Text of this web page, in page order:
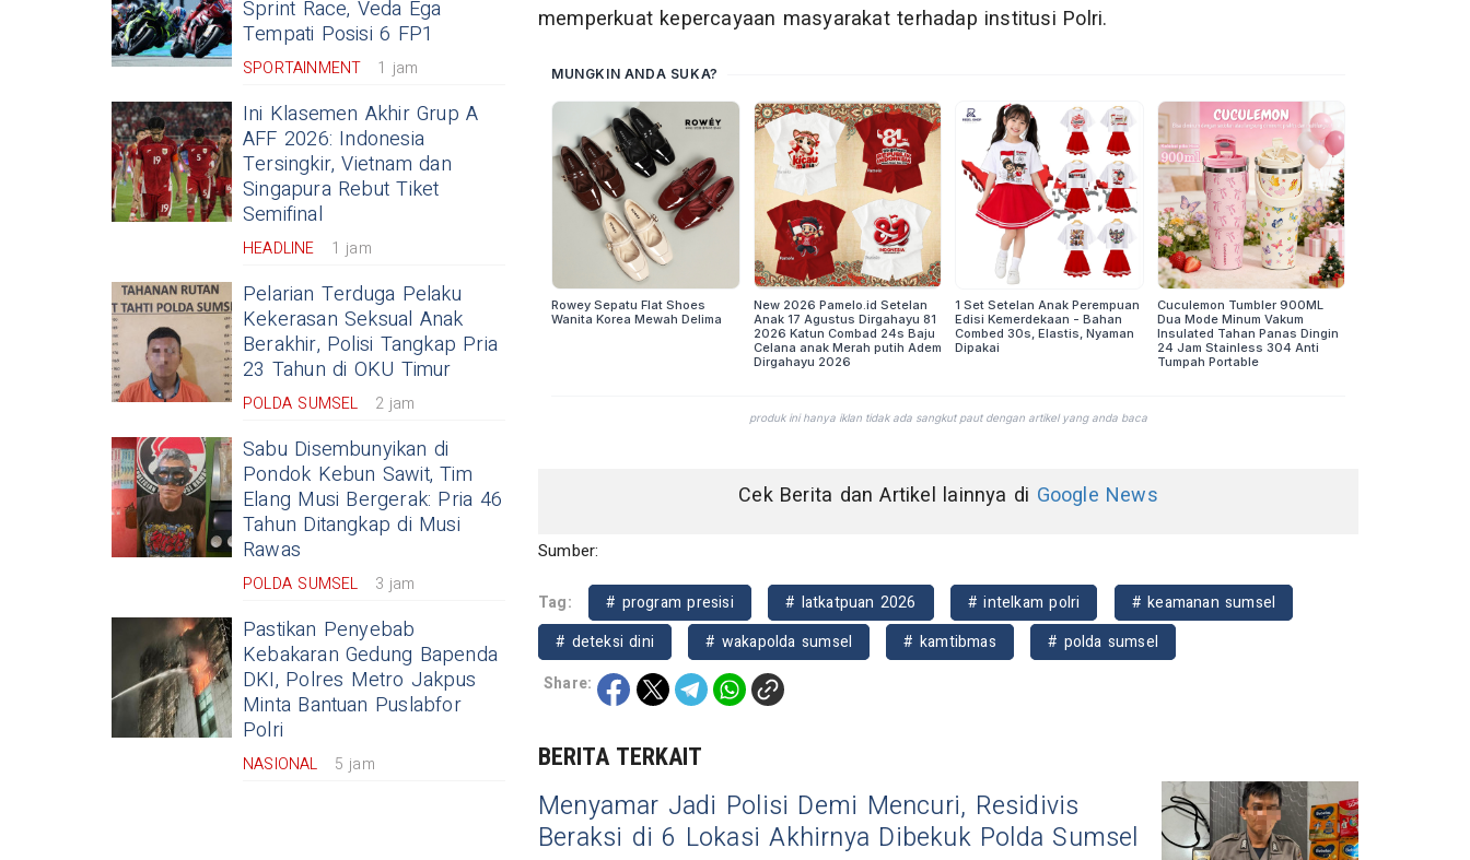
Sprint Race, Veda Ega
Tempati Posisi 6 FP1
SPORTAINMENT 1 jam
Ini Klasemen Akhir Grup A
AFF 2026: Indonesia
Tersingkir, Vietnam dan
Singapura Rebut Tiket
Semifinal
HEADLINE 1 jam
Pelarian Terduga Pelaku
Kekerasan Seksual Anak
Berakhir, Polisi Tangkap Pria
23 Tahun di OKU Timur
POLDA SUMSEL 2 jam
Sabu Disembunyikan di
Pondok Kebun Sawit, Tim
Elang Musi Bergerak: Pria 46
Tahun Ditangkap di Musi
Rawas
POLDA SUMSEL 3 jam
Pastikan Penyebab
Kebakaran Gedung Bapenda
DKI, Polres Metro Jakpus
Minta Bantuan Puslabfor
Polri
NASIONAL 5 jam
memperkuat kepercayaan masyarakat terhadap institusi Polri.
Cek Berita dan Artikel lainnya di Google News
Sumber:
Tag: # program presisi # latkatpuan 2026 # intelkam polri
# keamanan sumsel
# deteksi dini
# wakapolda sumsel # kamtibmas
# polda sumsel
Share:
BERITA TERKAIT
Menyamar Jadi Polisi Demi Mencuri, Residivis
Beraksi di 6 Lokasi Akhirnya Dibekuk Polda Sumsel